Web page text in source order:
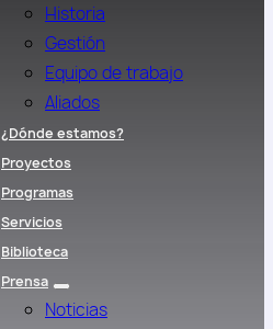
Historia
Gestión
Equipo de trabajo
Aliados
¿Dónde estamos?
Proyectos
Programas
Servicios
Biblioteca
Prensa
Noticias